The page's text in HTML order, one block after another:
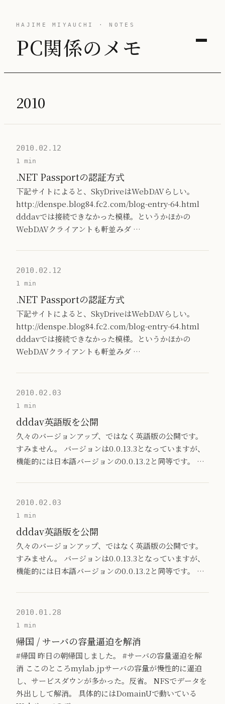
HAJIME MIYAUCHI · NOTES
PC関係のメモ
2010
2010.02.12
1 min
.NET Passportの認証方式
下記サイトによると、SkyDriveはWebDAVらしい。
http://denspe.blog84.fc2.com/blog-entry-64.html
dddavでは接続できなかった模様。というかほかの
WebDAVクライアントも軒並みダ …
2010.02.12
1 min
.NET Passportの認証方式
下記サイトによると、SkyDriveはWebDAVらしい。
http://denspe.blog84.fc2.com/blog-entry-64.html
dddavでは接続できなかった模様。というかほかの
WebDAVクライアントも軒並みダ …
2010.02.03
1 min
dddav英語版を公開
久々のバージョンアップ、ではなく英語版の公開です。
すみません。 バージョンは0.0.13.3となっていますが、
機能的には日本語バージョンの0.0.13.2と同等です。 …
2010.02.03
1 min
dddav英語版を公開
久々のバージョンアップ、ではなく英語版の公開です。
すみません。 バージョンは0.0.13.3となっていますが、
機能的には日本語バージョンの0.0.13.2と同等です。 …
2010.01.28
1 min
帰国 / サーバの容量逼迫を解消
#帰国 昨日の朝帰国しました。 #サーバの容量逼迫を解
消 ここのところmylab.jpサーバの容量が慢性的に逼迫
し、サービスダウンが多かった。反省。 NFSでデータを
外出しして解消。 具体的にはDomainUで動いている